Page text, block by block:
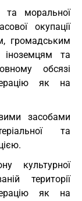
та моральної
окупації
громадським
іноземцям та
обсязі
як на
засобами
та
культурної
території
як на